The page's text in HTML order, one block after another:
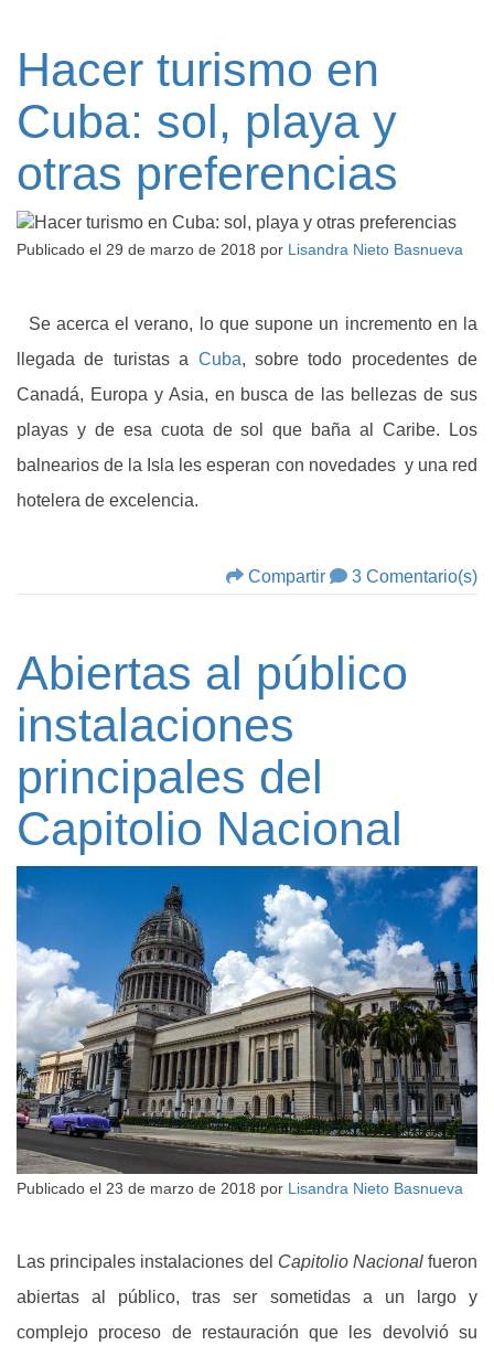
Hacer turismo en
Cuba: sol, playa y
otras preferencias
Publicado el 29 de marzo de 2018 por Lisandra Nieto Basnueva
Se acerca el verano, lo que supone un incremento en la
llegada de turistas a Cuba, sobre todo procedentes de
Canadá, Europa y Asia, en busca de las bellezas de sus
playas y de esa cuota de sol que baña al Caribe. Los
balnearios de la Isla les esperan con novedades y una red
hotelera de excelencia.
Compartir 3 Comentario(s)
Abiertas al público
instalaciones
principales del
Capitolio Nacional
Publicado el 23 de marzo de 2018 por Lisandra Nieto Basnueva
Las principales instalaciones del Capitolio Nacionalfueron
abiertas al público, tras ser sometidas a un largo y
complejo proceso de restauración que les devolvió su